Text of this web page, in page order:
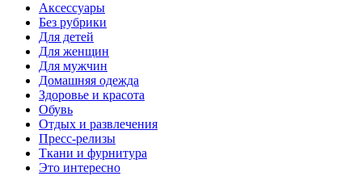
Аксессуары
Без рубрики
Для детей
Для женщин
Для мужчин
Домашняя одежда
Здоровье и красота
Обувь
Отдых и развлечения
Пресс-релизы
Ткани и фурнитура
Это интересно